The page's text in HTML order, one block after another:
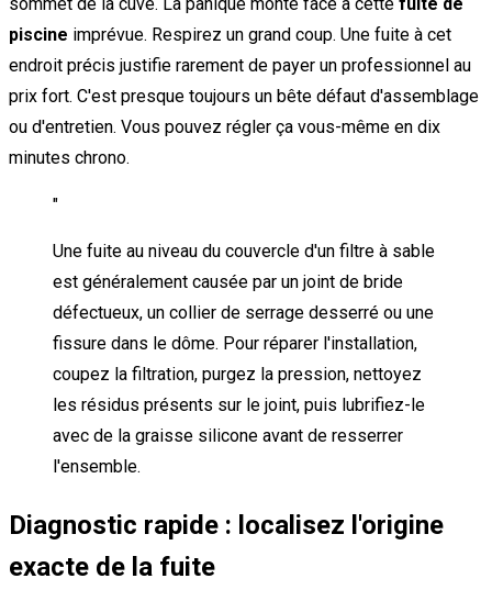
piscine imprévue. Respirez un grand coup. Une fuite à cet
endroit précis justifie rarement de payer un professionnel au
prix fort. C'est presque toujours un bête défaut d'assemblage
ou d'entretien. Vous pouvez régler ça vous-même en dix
minutes chrono.
"
Une fuite au niveau du couvercle d'un filtre à sable
est généralement causée par un joint de bride
défectueux, un collier de serrage desserré ou une
fissure dans le dôme. Pour réparer l'installation,
coupez la filtration, purgez la pression, nettoyez
les résidus présents sur le joint, puis lubrifiez-le
avec de la graisse silicone avant de resserrer
l'ensemble.
Diagnostic rapide : localisez l'origine
exacte de la fuite